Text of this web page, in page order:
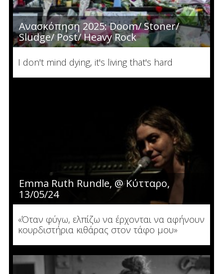
Ανασκόπηση 2025: Doom/ Stoner/
Sludge/ Post/ Heavy Rock
I don't mind dying, it's living that's hard
Emma Ruth Rundle, @ Κύτταρο,
13/05/24
«Όταν φύγω, ελπίζω να έρχονται να αφήνουν
κουρδιστήρια κιθάρας στον τάφο μου»